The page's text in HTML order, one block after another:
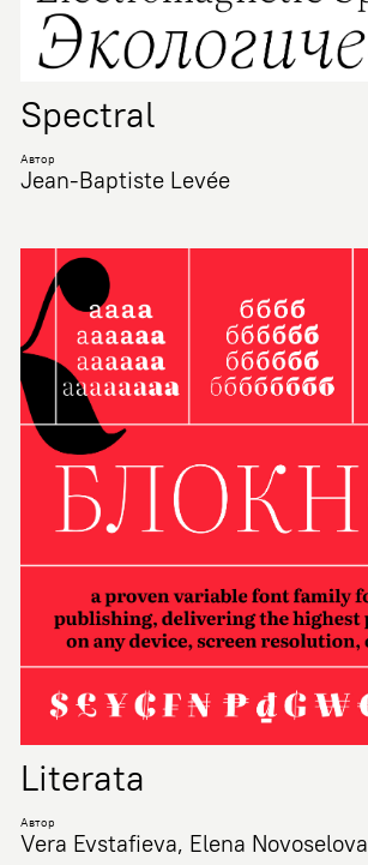
Spectral
Автор
Jean-Baptiste Levée
Literata
Автор
Vera Evstafieva, Elena Novoselova